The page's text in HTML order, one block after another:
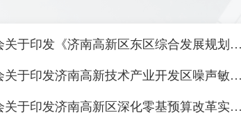
济南高新区管委会关于印发《济南高新区东区综合发展规划》的通知
济南高新区管委会关于印发济南高新技术产业开发区噪声敏感建筑物集中区域划分方案（试行）的通知
济南高新区管委会关于印发济南高新区深化零基预算改革实施方案的通知